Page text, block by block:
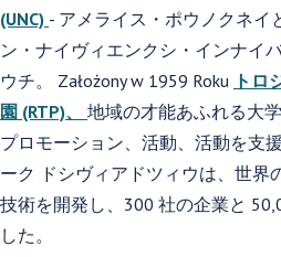
(UNC) - アメライス・ポウノクネイ
ン・ナイヴィエンクシ・インナイ
ウチ。 Założony w 1959 Roku トロ
園 (RTP)、 地域の才能あふれる大
プロモーション、活動、活動を支
ーク ドシヴィアドツィウは、世界
技術を開発し、300 社の企業と
した。